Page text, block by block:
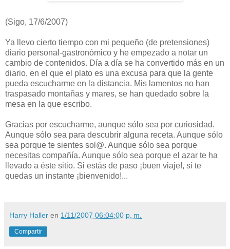
(Sigo, 17/6/2007)
Ya llevo cierto tiempo con mi pequeño (de pretensiones)
diario personal-gastronómico y he empezado a notar un
cambio de contenidos. Día a día se ha convertido más en un
diario, en el que el plato es una excusa para que la gente
pueda escucharme en la distancia. Mis lamentos no han
traspasado montañas y mares, se han quedado sobre la
mesa en la que escribo.
Gracias por escucharme, aunque sólo sea por curiosidad.
Aunque sólo sea para descubrir alguna receta. Aunque sólo
sea porque te sientes sol@. Aunque sólo sea porque
necesitas compañía. Aunque sólo sea porque el azar te ha
llevado a éste sitio. Si estás de paso ¡buen viaje!, si te
quedas un instante ¡bienvenido!...
Harry Haller en 1/11/2007 06:04:00 p. m.
Compartir